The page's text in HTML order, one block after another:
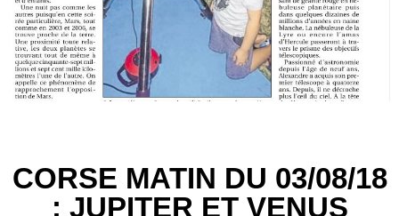
CORSE MATIN DU 03/08/18
: JUPITER ET VENUS